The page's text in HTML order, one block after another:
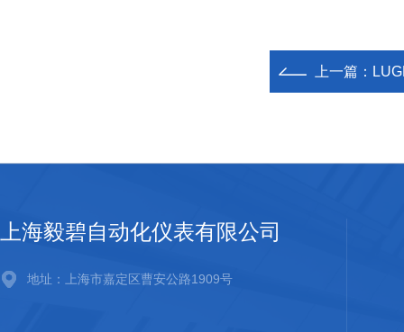
上一篇：
上海毅碧自动化仪表有限公司
地址：上海市嘉定区曹安公路1909号